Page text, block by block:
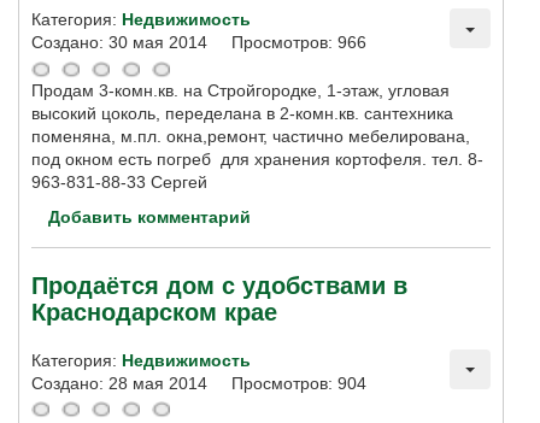
Категория: Недвижимость
Создано: 30 мая 2014
Просмотров: 966
Продам 3-комн.кв. на Стройгородке, 1-этаж, угловая
высокий цоколь, переделана в 2-комн.кв. сантехника
поменяна, м.пл. окна,ремонт, частично мебелирована,
под окном есть погреб для хранения кортофеля. тел. 8-
963-831-88-33 Сергей
Добавить комментарий
Продаётся дом с удобствами в
Краснодарском крае
Категория: Недвижимость
Создано: 28 мая 2014
Просмотров: 904